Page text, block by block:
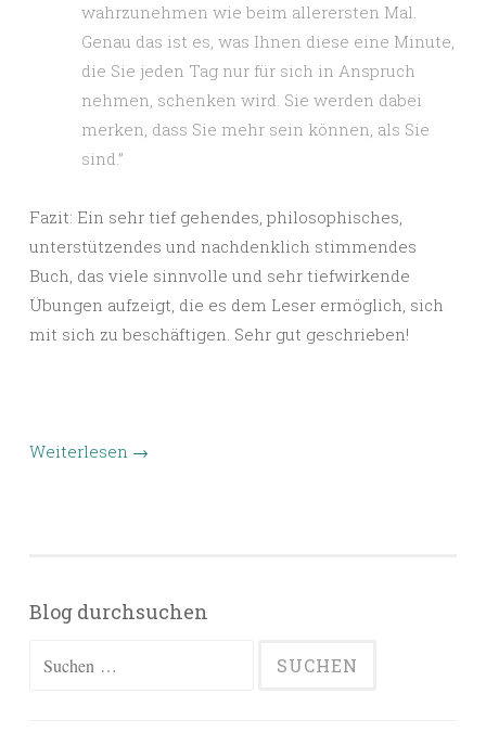
wahrzunehmen wie beim allerersten Mal.
Genau das ist es, was Ihnen diese eine Minute,
die Sie jeden Tag nur für sich in Anspruch
nehmen, schenken wird. Sie werden dabei
merken, dass Sie mehr sein können, als Sie
sind.”
Fazit: Ein sehr tief gehendes, philosophisches,
unterstützendes und nachdenklich stimmendes
Buch, das viele sinnvolle und sehr tiefwirkende
Übungen aufzeigt, die es dem Leser ermöglich, sich
mit sich zu beschäftigen. Sehr gut geschrieben!
Weiterlesen →
Blog durchsuchen
Suchen